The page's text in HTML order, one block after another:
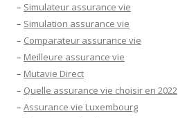
– Simulateur assurance vie
– Simulation assurance vie
– Comparateur assurance vie
– Meilleure assurance vie
– Mutavie Direct
– Quelle assurance vie choisir en 2022
– Assurance vie Luxembourg